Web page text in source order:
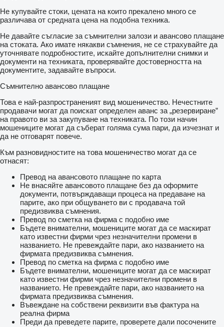
Не купувайте стоки, цената на които прекалено много се
различава от средната цена на подобна техника.
Не давайте съгласие за съмнителни залози и авансово плащане
на стоката. Ако имате някакви съмнения, не се страхувайте да
уточнявате подробностите, искайте допълнителни снимки и
документи на техниката, проверявайте достоверността на
документите, задавайте въпроси.
Съмнително авансово плащане
Това е най-разпространеният вид мошеничество. Нечестните
продавачи могат да поискат определен аванс за „резервиране”
на правото ви за закупуване на техниката. По този начин
мошениците могат да съберат голяма сума пари, да изчезнат и
да не отговарят повече.
Към разновидностите на това мошеничество могат да се
отнасят:
Превод на авансовото плащане по карта
Не внасяйте авансовото плащане без да оформите
документи, потвърждаващи процеса на предаване на
парите, ако при общуването ви с продавача той
предизвиква съмнения.
Превод по сметка на фирма с подобно име
Бъдете внимателни, мошениците могат да се маскират
като известни фирми чрез незначителни промени в
названието. Не превеждайте пари, ако названието на
фирмата предизвиква съмнения.
Превод по сметка на фирма с подобно име
Бъдете внимателни, мошениците могат да се маскират
като известни фирми чрез незначителни промени в
названието. Не превеждайте пари, ако названието на
фирмата предизвиква съмнения.
Въвеждане на собствени реквизити във фактура на
реална фирма
Преди да преведете парите, проверете дали посочените